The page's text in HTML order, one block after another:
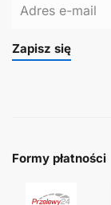
Zapisz się
Formy płatności